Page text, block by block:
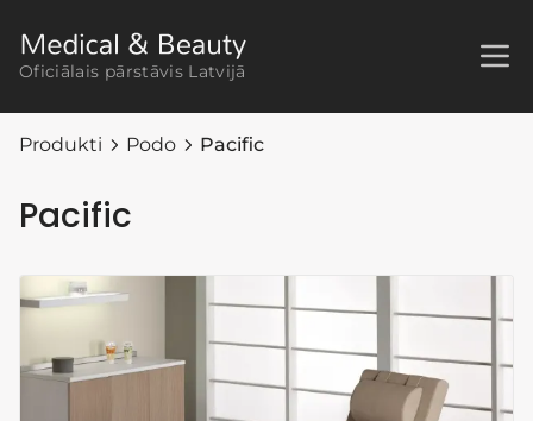
Oficiālais pārstāvis Latvijā
Produkti Podo Pacific
Pacific